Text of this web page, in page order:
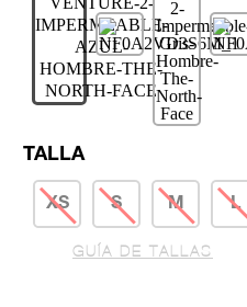
TALLA
XS S M L
GUÍA DE TALLAS